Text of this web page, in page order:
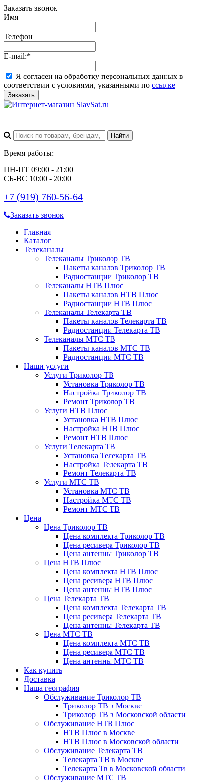
Заказать звонок
Имя
Телефон
E-mail:*
Я согласен на обработку персональных данных в
соответствии с условиями, указанными по ссылке
Заказать
Время работы:
ПН-ПТ 09:00 - 21:00
СБ-ВС 10:00 - 20:00
+7 (919) 760-56-64
Заказать звонок
Главная
Каталог
Телеканалы
Телеканалы Триколор ТВ
Пакеты каналов Триколор ТВ
Радиостанции Триколор ТВ
Телеканалы НТВ Плюс
Пакеты каналов НТВ Плюс
Радиостанции НТВ Плюс
Телеканалы Телекарта ТВ
Пакеты каналов Телекарта ТВ
Радиостанции Телекарта ТВ
Телеканалы МТС ТВ
Пакеты каналов МТС ТВ
Радиостанции МТС ТВ
Наши услуги
Услуги Триколор ТВ
Установка Триколор ТВ
Настройка Триколор ТВ
Ремонт Триколор ТВ
Услуги НТВ Плюс
Установка НТВ Плюс
Настройка НТВ Плюс
Ремонт НТВ Плюс
Услуги Телекарта ТВ
Установка Телекарта ТВ
Настройка Телекарта ТВ
Ремонт Телекарта ТВ
Услуги МТС ТВ
Установка МТС ТВ
Настройка МТС ТВ
Ремонт МТС ТВ
Цена
Цена Триколор ТВ
Цена комплекта Триколор ТВ
Цена ресивера Триколор ТВ
Цена антенны Триколор ТВ
Цена НТВ Плюс
Цена комплекта НТВ Плюс
Цена ресивера НТВ Плюс
Цена антенны НТВ Плюс
Цена Телекарта ТВ
Цена комплекта Телекарта ТВ
Цена ресивера Телекарта ТВ
Цена антенны Телекарта ТВ
Цена МТС ТВ
Цена комплекта МТС ТВ
Цена ресивера МТС ТВ
Цена антенны МТС ТВ
Как купить
Доставка
Наша география
Обслуживание Триколор ТВ
Триколор ТВ в Москве
Триколор ТВ в Московской области
Обслуживание НТВ Плюс
НТВ Плюс в Москве
НТВ Плюс в Московской области
Обслуживание Телекарта ТВ
Телекарта ТВ в Москве
Телекарта Тв в Московской области
Обслуживание МТС ТВ